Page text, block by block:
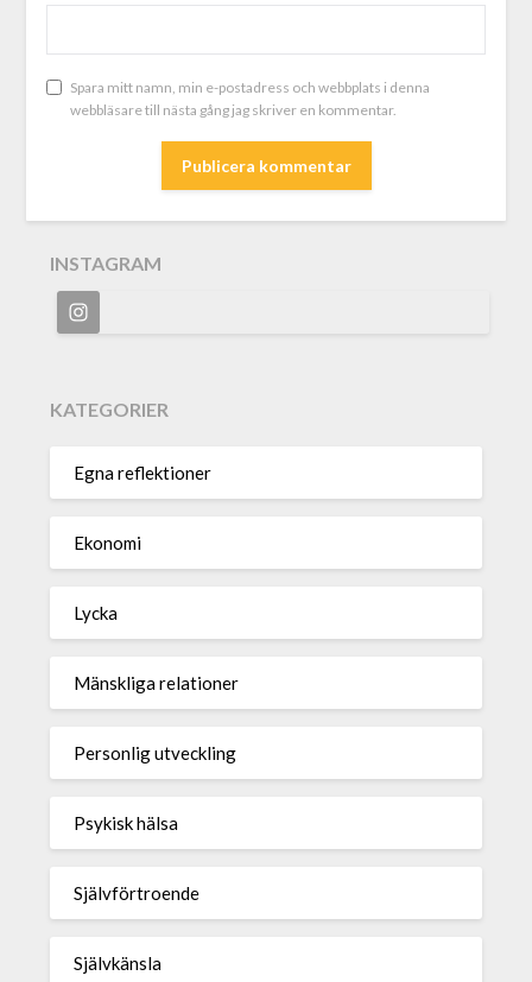
Spara mitt namn, min e-postadress och webbplats i denna
webbläsare till nästa gång jag skriver en kommentar.
INSTAGRAM
KATEGORIER
Egna reflektioner
Ekonomi
Lycka
Mänskliga relationer
Personlig utveckling
Psykisk hälsa
Självförtroende
Självkänsla